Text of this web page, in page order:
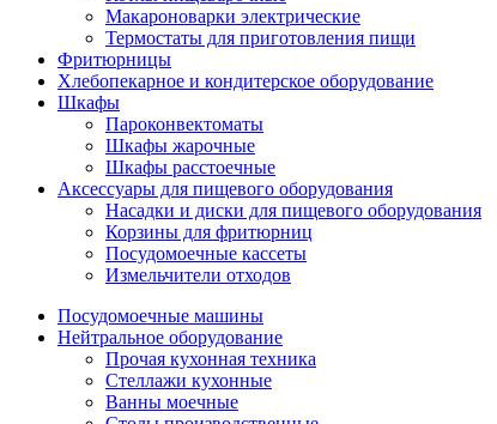
Макароноварки электрические
Термостаты для приготовления пищи
Фритюрницы
Хлебопекарное и кондитерское оборудование
Шкафы
Пароконвектоматы
Шкафы жарочные
Шкафы расстоечные
Аксессуары для пищевого оборудования
Насадки и диски для пищевого оборудования
Корзины для фритюрниц
Посудомоечные кассеты
Измельчители отходов
Посудомоечные машины
Нейтральное оборудование
Прочая кухонная техника
Стеллажи кухонные
Ванны моечные